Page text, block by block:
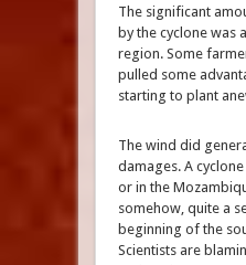
The significant
by the cyclone was
region. Some
pulled some
starting to plant
The wind did
damages. A
or in the
somehow, quite a
beginning of the
Scientists are